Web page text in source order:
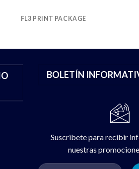
FL3 PRINT PACKAGE
BOLETÍN
Suscribete para recibir
nuestras